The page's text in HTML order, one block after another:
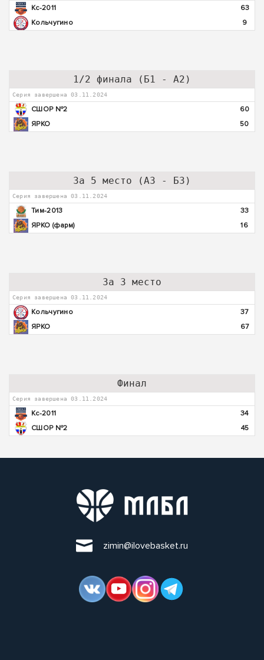
Кс-2011
63
Кольчугино
9
1/2 финала (Б1 - А2)
Серия завершена 03.11.2024
СШОР №2
60
ЯРКО
50
За 5 место (А3 - Б3)
Серия завершена 03.11.2024
Тим-2013
33
ЯРКО (фарм)
16
За 3 место
Серия завершена 03.11.2024
Кольчугино
37
ЯРКО
67
Финал
Серия завершена 03.11.2024
Кс-2011
34
СШОР №2
45
zimin@ilovebasket.ru